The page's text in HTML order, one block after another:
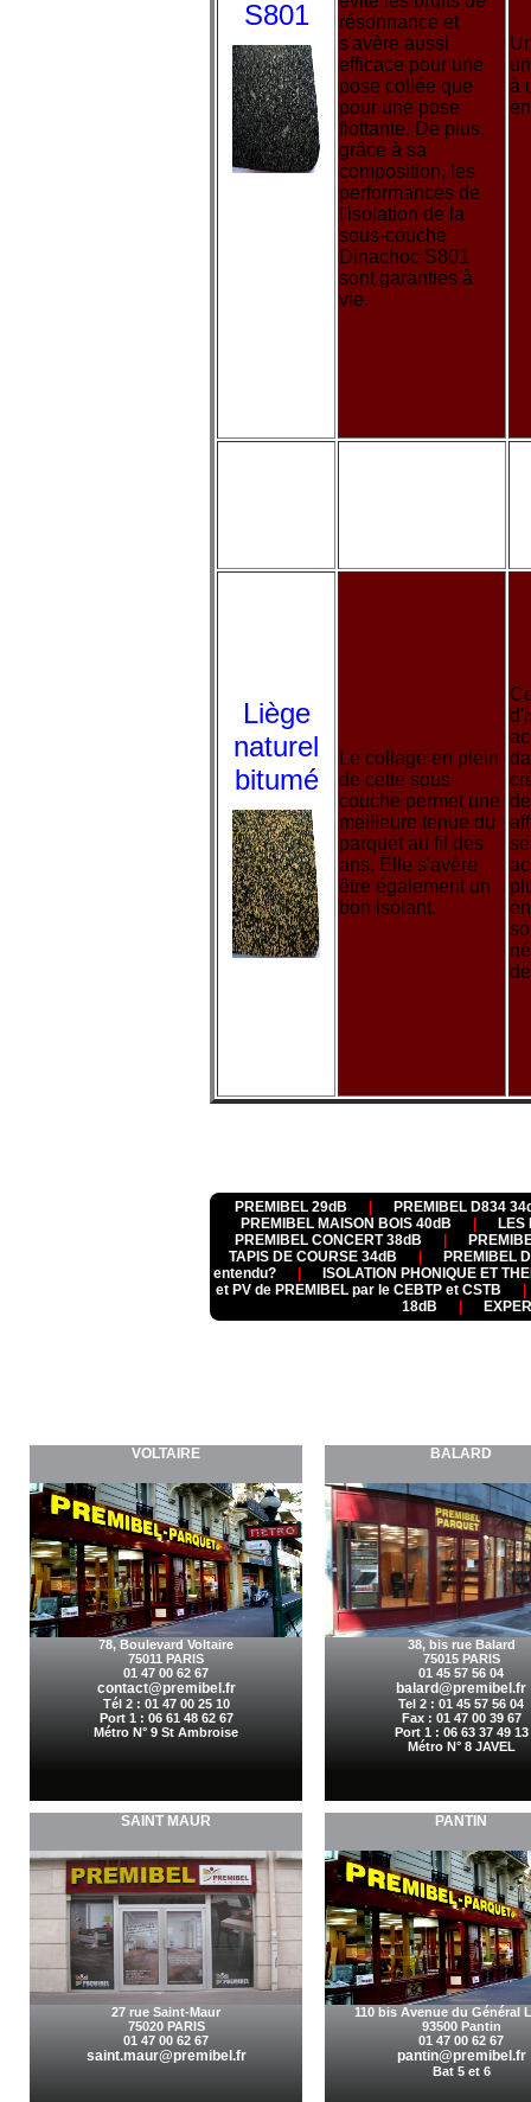
S801
résonnance et
s'avère aussi
efficace pour une
pose collée que
pour une pose
flottante. De plus,
grâce à sa
composition, les
performances de
l'isolation de la
sous-couche
Dinachoc S801
sont garanties à
vie.
à
Liège
naturel
bitumé
Le collage en plein
de cette sous-
couche permet une
meilleure tenue du
parquet au fil des
ans. Elle s'avère
être également un
bon isolant.
PREMIBEL 29dB |
PREMIBEL D834
PREMIBEL MAISON BOIS 40dB
|
LES
PREMIBEL CONCERT 38dB
|
TAPIS DE COURSE 34dB
|
PREMIBEL
entendu?
|
ISOLATION PHONIQUE ET
et PV de PREMIBEL par le CEBTP et CSTB
|
18dB
|
VOLTAIRE
78, Boulevard Voltaire
75011 PARIS
01 47 00 62 67
contact@premibel.fr
Tél 2 : 01 47 00 25 10
Port 1 : 06 61 48 62 67
Métro N° 9 St Ambroise
BALARD
38, bis rue Balard
75015 PARIS
01 45 57 56 04
balard@premibel.fr
Tel 2 : 01 45 57 56 04
Fax : 01 47 00 39 67
Port 1 : 06 63 37 49 13
Métro N° 8 JAVEL
SAINT MAUR
27 rue Saint-Maur
75020 PARIS
01 47 00 62 67
saint.maur@premibel.fr
PANTIN
110 bis Avenue du Général
93500 Pantin
01 47 00 62 67
pantin@premibel.fr
Bat 5 et 6